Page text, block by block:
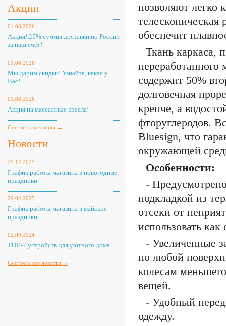
Акции
01.08.2026
Акция! 25% суммы доставки по России
за наш счет!
01.08.2026
Мы дарим скидки! Узнайте, какая у
Вас!
01.08.2026
Акция на массажные кресла!
Смотреть все акции →
Новости
25.12.2025
График работы магазина в новогодние
праздники
29.04.2025
График работы магазина в майские
праздники
02.09.2024
ТОП-7 устройств для уютного дома
Смотреть все новости →
позволяют легко
телескопическая
обеспечит
Ткань каркаса,
переработанного
содержит 50%
долговечная
крепче, а
фторуглеродов.
Bluesign, что
окружающей
Особенности:
-
подкладкой из
отсеки от
использовать
- Увеличенные
по любой
колесам
вещей.
- Удобный
одежду.